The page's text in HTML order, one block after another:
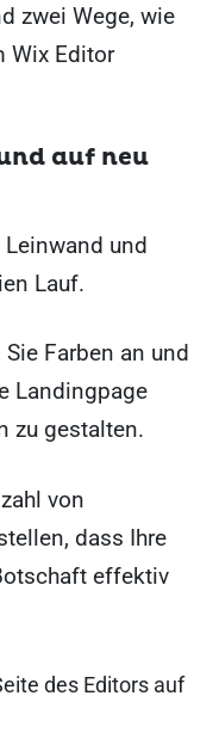
zwei Wege, wie
Wix Editor
auf neu
und
Lauf.
Farben an und
Landingpage
zu gestalten.
von
dass Ihre
effektiv
des Editors auf